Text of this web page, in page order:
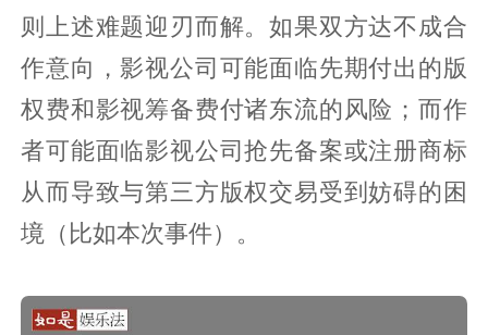
则上述难题迎刃而解。如果双方达不成合
作意向，影视公司可能面临先期付出的版
权费和影视筹备费付诸东流的风险；而作
者可能面临影视公司抢先备案或注册商标
从而导致与第三方版权交易受到妨碍的困
境（比如本次事件）。